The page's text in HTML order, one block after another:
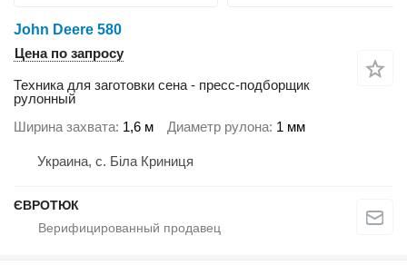
John Deere 580
Цена по запросу
Техника для заготовки сена - пресс-подборщик
рулонный
Ширина захвата 1,6 м Диаметр рулона 1 мм
Украина, с. Біла Криниця
ЄВРОТЮК